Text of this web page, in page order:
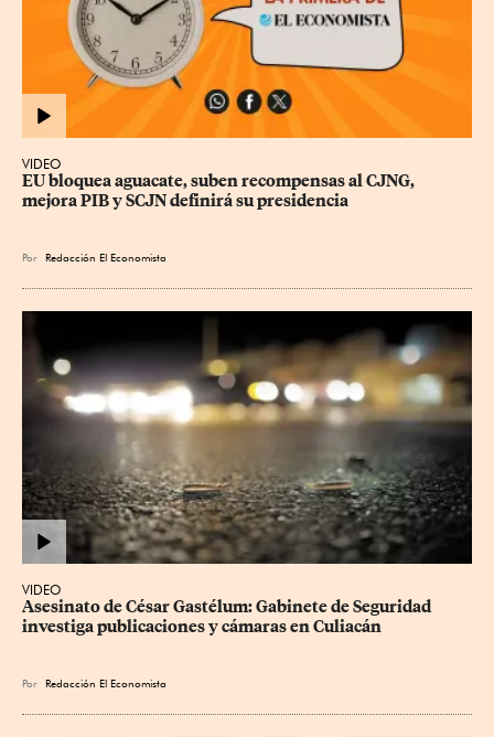
VIDEO
EU bloquea aguacate, suben recompensas al CJNG,
mejora PIB y SCJN definirá su presidencia
Por Redacción El Economista
VIDEO
Asesinato de César Gastélum: Gabinete de Seguridad
investiga publicaciones y cámaras en Culiacán
Por Redacción El Economista